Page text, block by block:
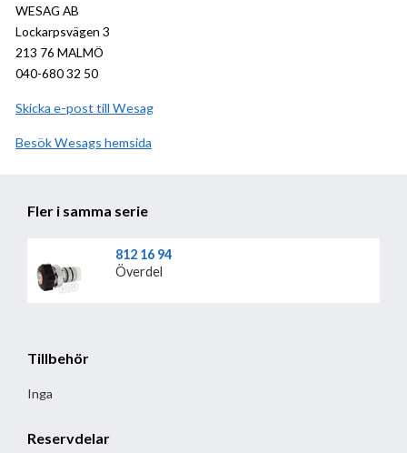
WESAG AB
Lockarpsvägen 3
213 76 MALMÖ
040-680 32 50
Skicka e-post till Wesag
BesökWesag hemsida
Fler i samma serie
812 16 94
Överdel
Tillbehör
Inga
Reservdelar